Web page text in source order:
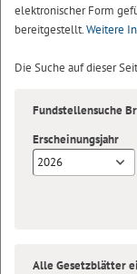
elektronischer Form
bereitgestellt.Weitere
Die Suche auf dieser
Fundstellensuche
Erscheinungsjahr
2026
Alle Gesetzblätter